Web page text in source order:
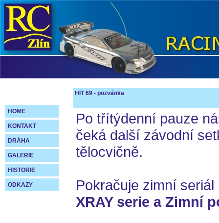
HOME
KONTAKT
DRÁHA
GALERIE
HISTORIE
ODKAZY
HIT 69 - pozvánka
Po třítýdenní pauze
čeká další závodní
tělocvičně.
Pokračuje zimní seriál
XRAY serie a Zimní